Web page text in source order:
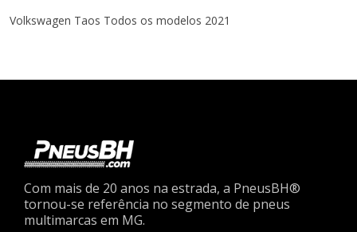
Volkswagen Taos Todos os modelos 2021
Com mais de 20 anos na estrada, a PneusBH®
tornou-se referência no segmento de pneus
multimarcas em MG.